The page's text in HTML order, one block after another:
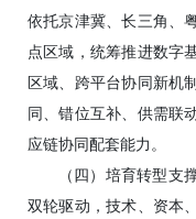
依托京津冀、长三角、
点区域，统筹推进数字
区域、跨平台协同新机
同、错位互补、供需联
应链协同配套能力。
（四）培育转型支
双轮驱动，技术、资本